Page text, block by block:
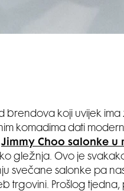
brendova koji uvijek
komadima dati
Jimmy Choo salonke u
gležnja. Ovo je
svečane salonke pa
trgovini. Prošlog tjedna,